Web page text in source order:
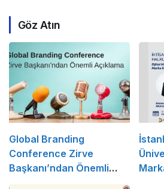
Göz Atın
Global Branding
Conference Zirve
Başkanı’ndan Önemli
Açıklama